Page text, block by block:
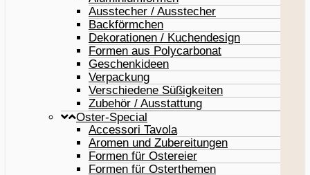
Ausstecher / Ausstecher
Backförmchen
Dekorationen / Kuchendesign
Formen aus Polycarbonat
Geschenkideen
Verpackung
Verschiedene Süßigkeiten
Zubehör / Ausstattung
Oster-Special
Accessori Tavola
Aromen und Zubereitungen
Formen für Ostereier
Formen für Osterthemen